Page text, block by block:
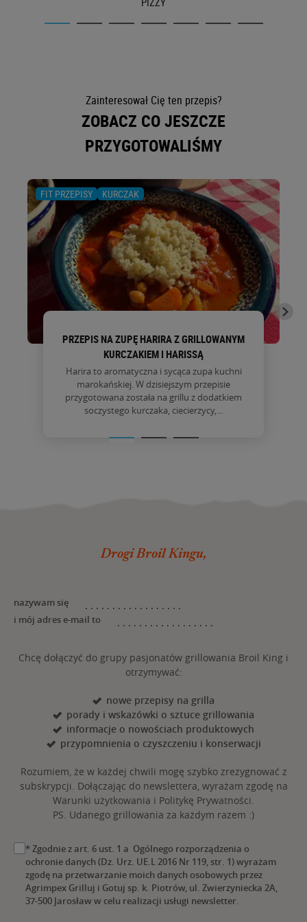
Zainteresował Cię ten przepis?
ZOBACZ CO JESZCZE
PRZYGOTOWALIŚMY
FIT PRZEPISY KURCZAK
PRZEPIS NA ZUPĘ HARIRA Z GRILLOWANYM
KURCZAKIEM I HARISSĄ
Harira to aromatyczna i sycąca zupa kuchni
marokańskiej. W dzisiejszym przepisie
przygotowana została na grillu z dodatkiem
soczystego kurczaka, ciecierzycy,...
Drogi Broil Kingu,
nazywam się
i mój adres e-mail to
Chcę dołączyć do grupy pasjonatów grillowania Broil King i
otrzymywać:
nowe przepisy na grilla
porady i wskazówki o sztuce grillowania
informacje o nowościach produktowych
przypomnienia o czyszczeniu i konserwacji
Rozumiem, że w każdej chwili mogę szybko zrezygnować z
subskrypcji. Dołączając do newslettera, wyrażam zgodę na
Warunki użytkowania i Politykę Prywatności.
PS. Udanego grillowania za każdym razem :)
* Zgodnie z art. 6 ust. 1 a Ogólnego rozporządzenia o
ochronie danych (Dz. Urz. UE.L 2016 Nr 119, str. 1) wyrażam
zgodę na przetwarzanie moich danych osobowych przez
Agrimpex Grilluj i Gotuj sp. k. Piotrów, ul. Zwierzyniecka 2A,
37-500 Jarosław w celu realizacji usługi newsletter.